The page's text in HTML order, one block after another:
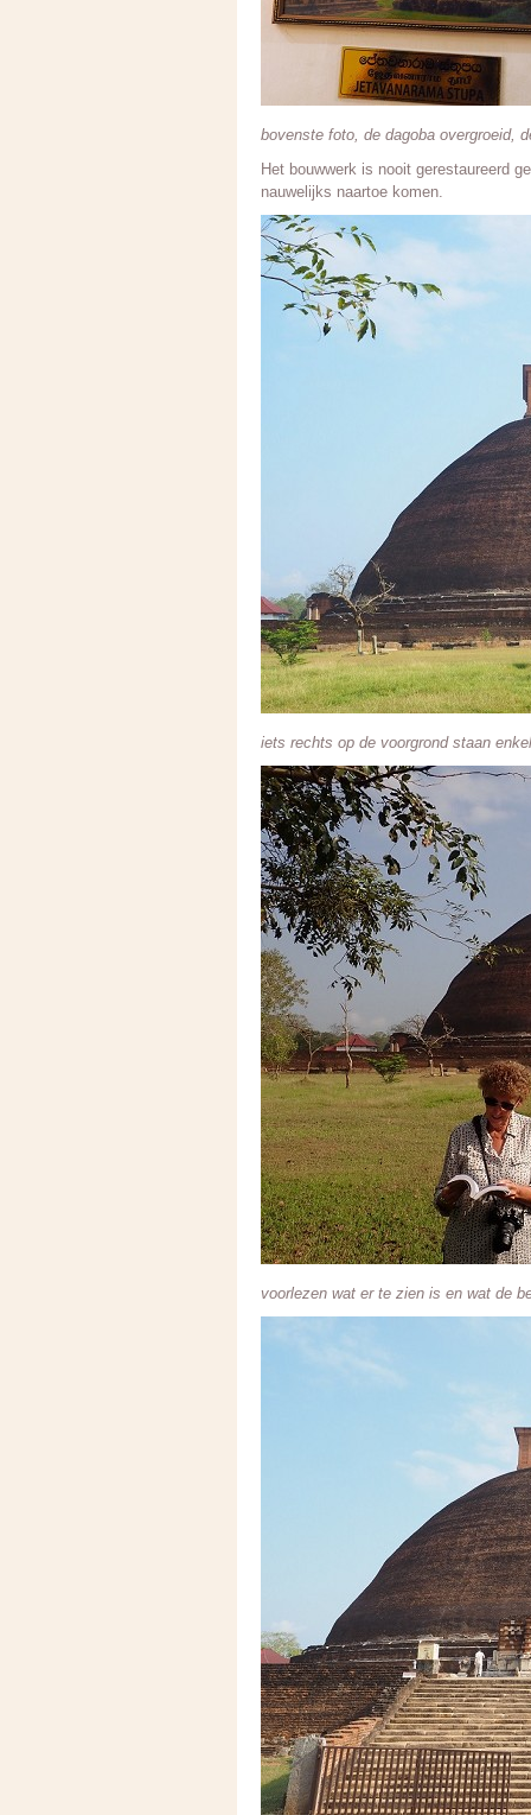
bovenste foto, de dagoba overgroeid,
Het bouwwerk is nooit gerestaureerd
nauwelijks naartoe komen.
iets rechts op de voorgrond staan
voorlezen wat er te zien is en wat de